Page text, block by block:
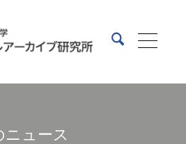
ニュース